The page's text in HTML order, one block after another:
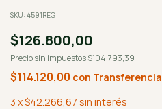
SKU: 4591REG
$126.800,00
Precio sin impuestos$104.793,39
$114.120,00 con Transferencia
3 x$42.266,67 sin interés